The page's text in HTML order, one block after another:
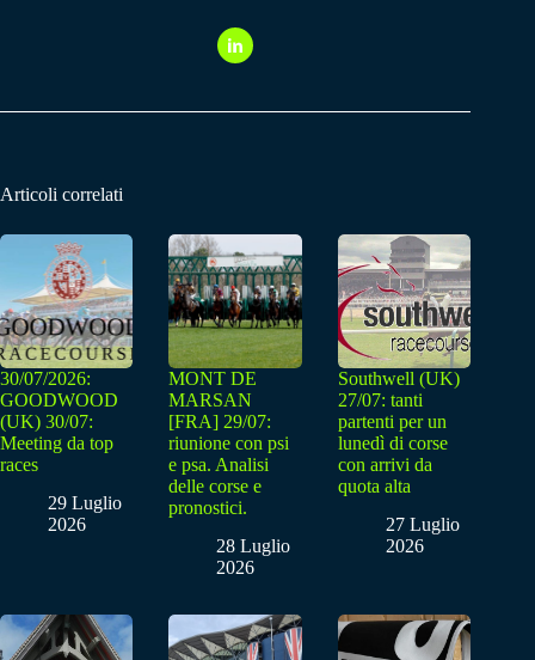
Articoli correlati
30/07/2026:
GOODWOOD
(UK) 30/07:
Meeting da top
races
29 Luglio
2026
MONT DE
MARSAN
[FRA] 29/07:
riunione con psi
e psa. Analisi
delle corse e
pronostici.
28 Luglio
2026
Southwell (UK)
27/07: tanti
partenti per un
lunedì di corse
con arrivi da
quota alta
27 Luglio
2026